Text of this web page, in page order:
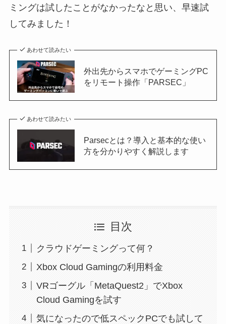
ミングは試したことがなかったなと思い、早速試
してみました！
あわせて読みたい
外出先からスマホでゲーミングPC
をリモート操作「PARSEC」
あわせて読みたい
Parsecとは？導入と基本的な使い
方を分かりやすく解説します
目次
クラウドゲーミングって何？
Xbox Cloud Gamingの利用料金
VRゴーグル「MetaQuest2」でXbox
Cloud Gamingを試す
気になったので低スペックPCでも試して